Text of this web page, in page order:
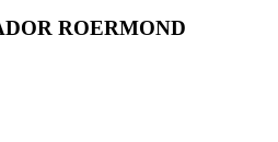
ROERMOND